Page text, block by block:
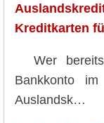
Kreditkarten
Wer bereits
Bankkonto
Auslandsk…